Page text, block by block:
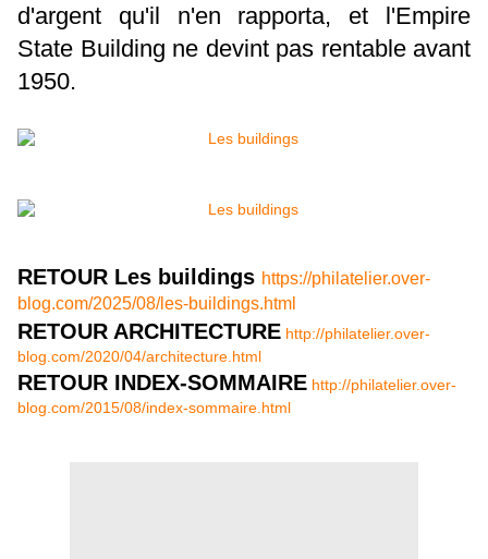
d'argent qu'il n'en rapporta, et l'Empire
State Building ne devint pas rentable avant
1950.
RETOUR Les buildings https://philatelier.over-
blog.com/2025/08/les-buildings.html
RETOUR ARCHITECTURE http://philatelier.over-
blog.com/2020/04/architecture.html
RETOUR INDEX-SOMMAIRE http://philatelier.over-
blog.com/2015/08/index-sommaire.html